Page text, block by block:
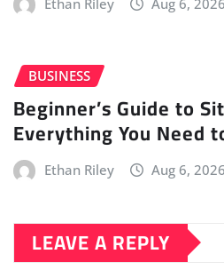
Ethan Riley Aug 6, 2026
BUSINESS
Beginner’s Guide to
Everything You Need
Ethan Riley Aug 6, 2026
LEAVE A REPLY